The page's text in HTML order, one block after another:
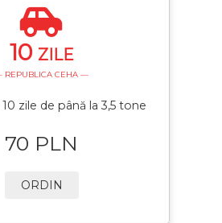
10 ZILE
REPUBLICA CEHA —
zile de până la 3,5 tone
70 PLN
ORDIN